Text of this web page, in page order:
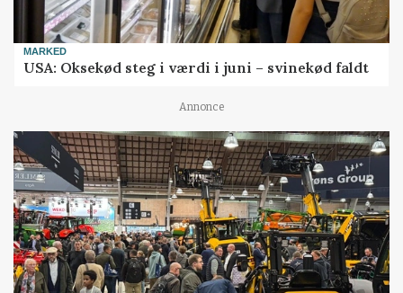
MARKED
USA: Oksekød steg i værdi i juni – svinekød faldt
Annonce